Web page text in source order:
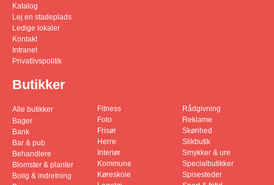
Katalog
Lej en stadeplads
Ledige lokaler
Kontakt
Intranet
Privatlivspolitik
Butikker
Alle butikker
Bager
Bank
Bar & pub
Behandlere
Blomster & planter
Bolig & indretning
Fitness
Foto
Frisør
Herre
Interiør
Kommune
Køreskole
Rådgivning
Reklame
Skønhed
Slikbutik
Smykker & ure
Specialbutikker
Spisesteder